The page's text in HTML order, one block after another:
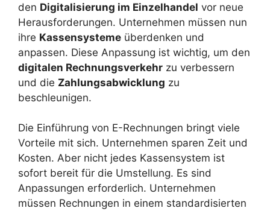
den Digitalisierung im Einzelhandel vor neue
Herausforderungen. Unternehmen müssen nun
ihre Kassensysteme überdenken und
anpassen. Diese Anpassung ist wichtig, um den
digitalen Rechnungsverkehr zu verbessern
und die Zahlungsabwicklung zu
beschleunigen.
Die Einführung von E-Rechnungen bringt viele
Vorteile mit sich. Unternehmen sparen Zeit und
Kosten. Aber nicht jedes Kassensystem ist
sofort bereit für die Umstellung. Es sind
Anpassungen erforderlich. Unternehmen
müssen Rechnungen in einem standardisierten